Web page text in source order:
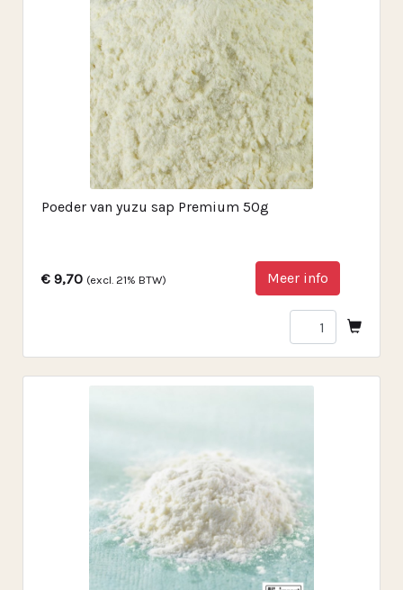
Poeder van yuzu sap Premium 50g
€ 9,70 (excl. 21% BTW) Meer info